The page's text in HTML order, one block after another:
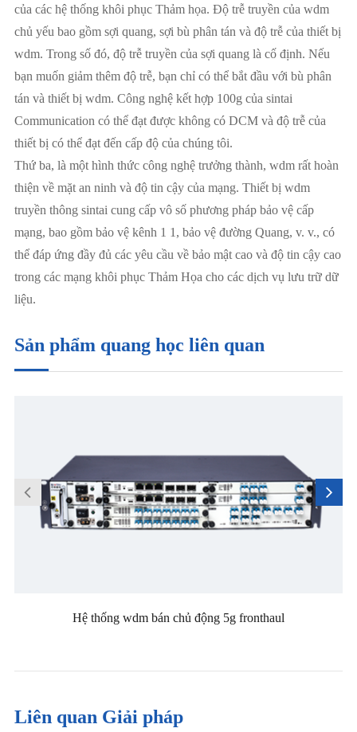
của các hệ thống khôi phục Thảm họa. Độ trễ truyền của wdm
chủ yếu bao gồm sợi quang, sợi bù phân tán và độ trễ của thiết bị
wdm. Trong số đó, độ trễ truyền của sợi quang là cố định. Nếu
bạn muốn giảm thêm độ trễ, bạn chỉ có thể bắt đầu với bù phân
tán và thiết bị wdm. Công nghệ kết hợp 100g của sintai
Communication có thể đạt được không có DCM và độ trễ của
thiết bị có thể đạt đến cấp độ của chúng tôi.
Thứ ba, là một hình thức công nghệ trưởng thành, wdm rất hoàn
thiện về mặt an ninh và độ tin cậy của mạng. Thiết bị wdm
truyền thông sintai cung cấp vô số phương pháp bảo vệ cấp
mạng, bao gồm bảo vệ kênh 1 1, bảo vệ đường Quang, v. v., có
thể đáp ứng đầy đủ các yêu cầu về bảo mật cao và độ tin cậy cao
trong các mạng khôi phục Thảm Họa cho các dịch vụ lưu trữ dữ
liệu.
Sản phẩm quang học liên quan
Hệ thống wdm bán chủ động 5g fronthaul
Liên quan Giải pháp